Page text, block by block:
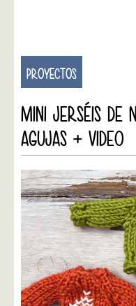
PROYECTOS
MINI JERSÉIS DE
AGUJAS + VIDEO